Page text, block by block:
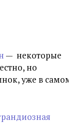
— некоторые
но
уже в